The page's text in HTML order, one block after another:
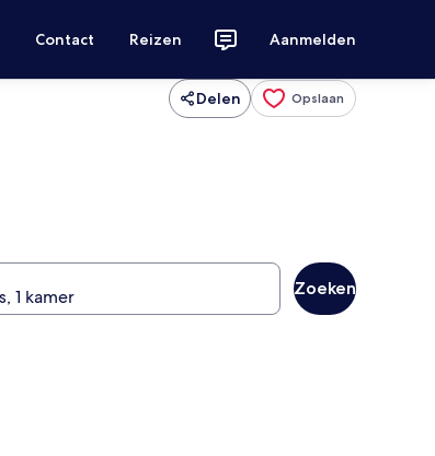
Contact Reizen Aanmelden
Delen Opslaan
Zoeken